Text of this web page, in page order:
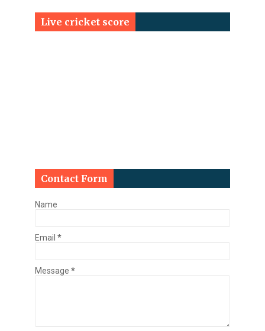
Live cricket score
Contact Form
Name
Email *
Message *